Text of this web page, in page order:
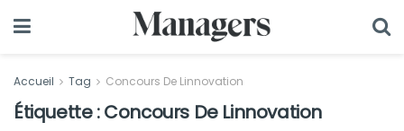
Accueil Tag Concours De Linnovation
Étiquette :Concours De Linnovation